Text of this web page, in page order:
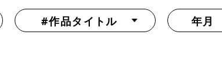
#作品タイトル 年月